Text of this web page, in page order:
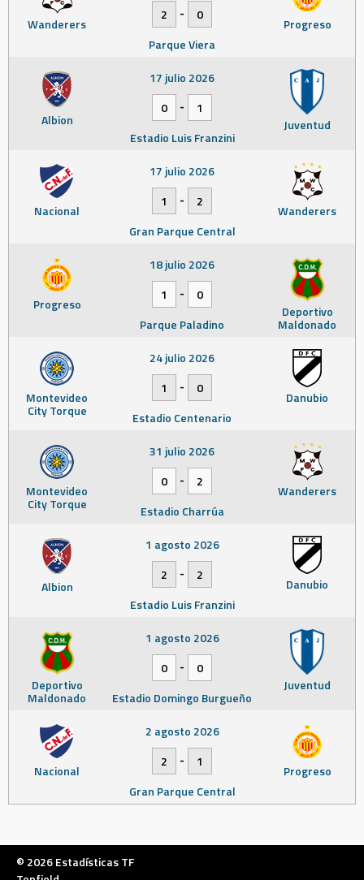
Wanderers Progreso
2
-
0
Parque Viera
Albion Juventud
17 julio 2026
0
-
1
Estadio Luis Franzini
Nacional Wanderers
17 julio 2026
1
-
2
Gran Parque Central
Progreso Deportivo
Maldonado
18 julio 2026
1
-
0
Parque Paladino
Montevideo
City Torque
Danubio
24 julio 2026
1
-
0
Estadio Centenario
Montevideo
City Torque
Wanderers
31 julio 2026
0
-
2
Estadio Charrúa
Albion Danubio
1 agosto 2026
2
-
2
Estadio Luis Franzini
Deportivo
Maldonado
Juventud
1 agosto 2026
0
-
0
Estadio Domingo Burgueño
Nacional Progreso
2 agosto 2026
2
-
1
Gran Parque Central
© 2026 Estadísticas TF